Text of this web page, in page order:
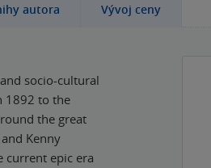
autora Vývoj ceny
socio-cultural
1892 to the
the great
Kenny
current epic era